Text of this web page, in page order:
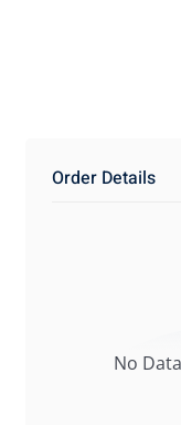
Order Details
No